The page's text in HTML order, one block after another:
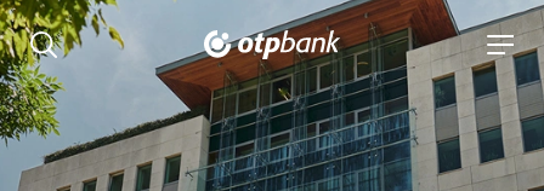
tartalmához
Keresés kinyitása